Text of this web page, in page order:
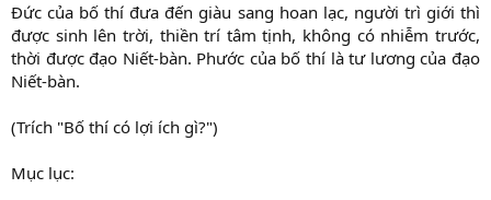
Ðức của bố thí đưa đến giàu sang hoan lạc, người trì giới thì
được sinh lên trời, thiền trí tâm tịnh, không có nhiễm trước,
thời được đạo Niết-bàn. Phước của bố thí là tư lương của đạo
Niết-bàn.
(Trích "Bố thí có lợi ích gì?")
Mục lục: